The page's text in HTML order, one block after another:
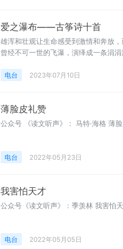
爱之瀑布——古筝诗十首
雄浑和壮观让生命感受到激情和奔放
曾经不可一世的飞瀑，演绎成一条涓
电台 2023年07月10日
薄脸皮礼赞
公众号 《读文听
电台 2022年05月23日
我害怕天才
公众号《读文听声》：季羡林 我害怕
电台 2022年05月05日